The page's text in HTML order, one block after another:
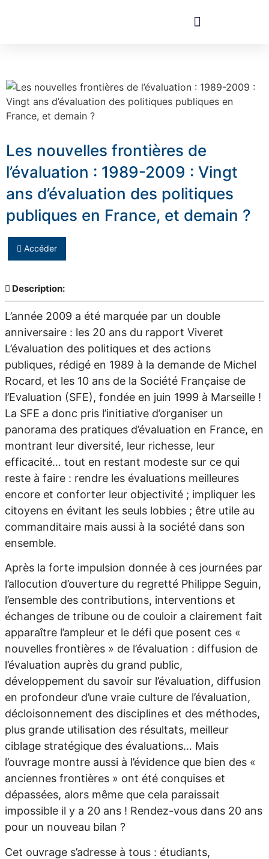
Les nouvelles frontières de
l’évaluation : 1989-2009 : Vingt
ans d’évaluation des politiques
publiques en France, et demain ?
Accéder
Description:
L’année 2009 a été marquée par un double
anniversaire : les 20 ans du rapport Viveret
L’évaluation des politiques et des actions
publiques, rédigé en 1989 à la demande de Michel
Rocard, et les 10 ans de la Société Française de
l’Evaluation (SFE), fondée en juin 1999 à Marseille !
La SFE a donc pris l’initiative d’organiser un
panorama des pratiques d’évaluation en France, en
montrant leur diversité, leur richesse, leur
efficacité… tout en restant modeste sur ce qui
reste à faire : rendre les évaluations meilleures
encore et conforter leur objectivité ; impliquer les
citoyens en évitant les seuls lobbies ; être utile au
commanditaire mais aussi à la société dans son
ensemble.
Après la forte impulsion donnée à ces journées par
l’allocution d’ouverture du regretté Philippe Seguin,
l’ensemble des contributions, interventions et
échanges de tribune ou de couloir a clairement fait
apparaître l’ampleur et le défi que posent ces «
nouvelles frontières » de l’évaluation : diffusion de
l’évaluation auprès du grand public,
développement du savoir sur l’évaluation, diffusion
en profondeur d’une vraie culture de l’évaluation,
décloisonnement des disciplines et des méthodes,
plus grande utilisation des résultats, meilleur
ciblage stratégique des évaluations… Mais
l’ouvrage montre aussi à l’évidence que bien des «
anciennes frontières » ont été conquises et
dépassées, alors même que cela paraissait
impossible il y a 20 ans ! Rendez-vous dans 20 ans
pour un nouveau bilan ?
Cet ouvrage s’adresse à tous : étudiants,